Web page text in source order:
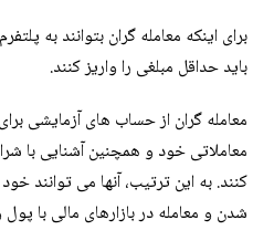
برای اینکه معامله گران بتوانند به
باید حداقل مبلغی را واریز کنند.
معامله گران از حساب های آزمایشی
معاملاتی خود و همچنین آشنایی با
کنند. به این ترتیب، آنها می توانند
شدن و معامله در بازارهای مالی با پول